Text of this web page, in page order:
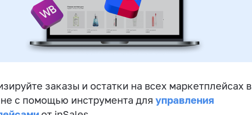
заказы и остатки на всех маркетплейсах в
с помощью инструмента для управления